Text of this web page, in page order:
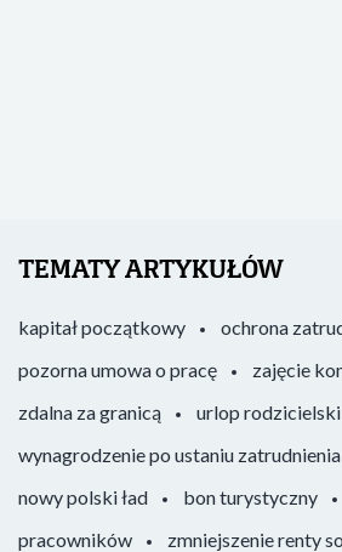
TEMATY ARTYKUŁÓW
kapitał początkowy
ochrona
pozorna umowa o pracę
zajęcie
zdalna za granicą
urlop rodzicielski
wynagrodzenie po ustaniu zatrudnienia
nowy polski ład
bon turystyczny
pracowników
zmniejszenie renty